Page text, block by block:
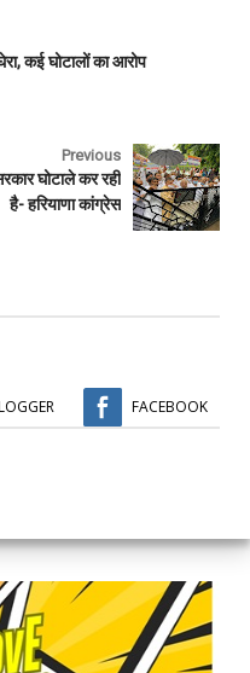
कई घोटालों का आरोप
Previous
घोटाले कर रही
है- हरियाणा कांग्रेस
FACEBOOK